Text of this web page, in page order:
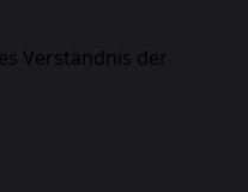
Verständnis der